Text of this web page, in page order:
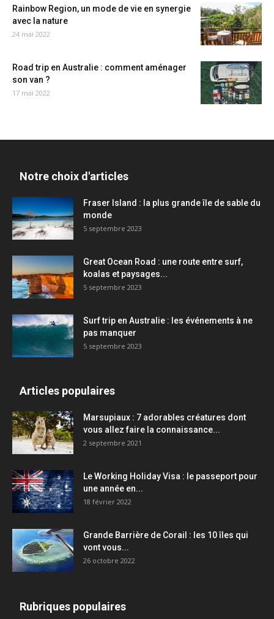
Rainbow Region, un mode de vie en synergie
avec la nature
24 mai 2022
Road trip en Australie : comment aménager
son van ?
17 mai 2022
Notre choix d'articles
Fraser Island : la plus grande île de sable du
monde
5 septembre 2023
Great Ocean Road : une route entre surf,
koalas et paysages...
5 septembre 2023
Surf trip en Australie : les événements à ne
pas manquer
5 septembre 2023
Articles populaires
Marsupiaux : 7 adorables créatures dont
vous allez faire la connaissance...
2 septembre 2021
Le Working Holiday Visa : le passeport pour
une année en...
18 février 2022
Grande Barrière de Corail : les 10 îles qui
vont vous...
26 octobre 2022
Rubriques populaires